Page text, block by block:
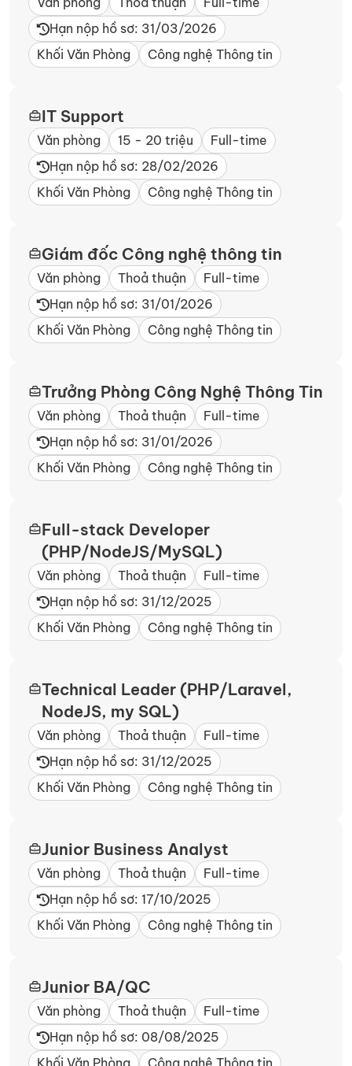
Hạn nộp hồ sơ: 31/03/2026
Khối Văn Phòng
Công nghệ Thông tin
IT Support
Văn phòng 15 - 20 triệu
Full-time
Hạn nộp hồ sơ: 28/02/2026
Khối Văn Phòng
Công nghệ Thông tin
Giám đốc Công nghệ thông tin
Văn phòng Thoả thuận
Full-time
Hạn nộp hồ sơ: 31/01/2026
Khối Văn Phòng
Công nghệ Thông tin
Trưởng Phòng Công Nghệ Thông Tin
Văn phòng Thoả thuận
Full-time
Hạn nộp hồ sơ: 31/01/2026
Khối Văn Phòng
Công nghệ Thông tin
Full-stack Developer
(PHP/NodeJS/MySQL)
Văn phòng Thoả thuận
Full-time
Hạn nộp hồ sơ: 31/12/2025
Khối Văn Phòng
Công nghệ Thông tin
Technical Leader (PHP/Laravel,
NodeJS, my SQL)
Văn phòng Thoả thuận
Full-time
Hạn nộp hồ sơ: 31/12/2025
Khối Văn Phòng
Công nghệ Thông tin
Junior Business Analyst
Văn phòng Thoả thuận
Full-time
Hạn nộp hồ sơ: 17/10/2025
Khối Văn Phòng
Công nghệ Thông tin
Junior BA/QC
Văn phòng Thoả thuận
Full-time
Hạn nộp hồ sơ: 08/08/2025